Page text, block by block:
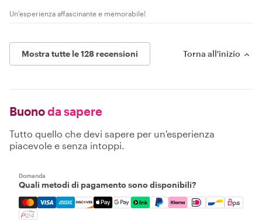
Un'esperienza affascinante e memorabile!
Mostra tutte le 128 recensioni Torna all'inizio
Buonoda sapere
Tutto quello che devi sapere per un'esperienza
piacevole e senza intoppi.
Domanda
Quali metodi di pagamento sono disponibili?
Mastercard, Visa, Amex, Discover, Apple Pay, Google